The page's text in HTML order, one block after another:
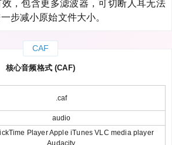
，包含更多滤波器，可切断人耳无法
步减小原始文件大小。
CAF
核心音频格式 (CAF)
.caf
audio
Player Apple iTunes VLC media player
Audacity